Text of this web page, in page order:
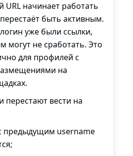
начинает работать
быть активным.
уже были ссылки,
могут не сработать. Это
для профилей с
на
перестают вести на
предыдущим username